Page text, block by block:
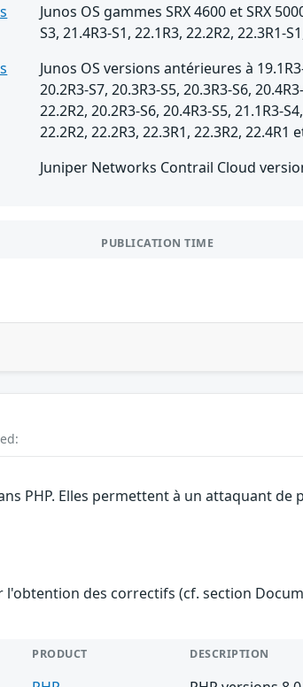
Junos OS gammes SRX 4600 et SRX
S3, 21.4R3-S1, 22.1R3, 22.2R2, 22.3R1-
Junos OS versions antérieures à 19.1R3-
20.2R3-S7, 20.3R3-S5, 20.3R3-S6,
22.2R2, 20.2R3-S6, 20.4R3-S5, 21.1R3-
22.2R2, 22.2R3, 22.3R1, 22.3R2, 22.4R1
Juniper Networks Contrail Cloud
PUBLICATION TIME
PHP. Elles permettent à un attaquant
des correctifs (cf. section
PRODUCT DESCRIPTION